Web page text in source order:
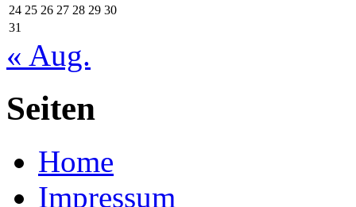
24 25 26 27 28 29 30
31
« Aug.
Seiten
Home
Impressum